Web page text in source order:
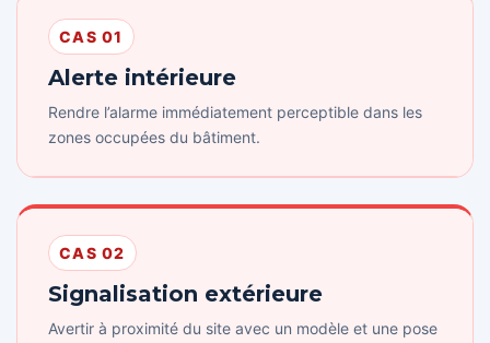
CAS 01
Alerte intérieure
Rendre l’alarme immédiatement perceptible dans les
zones occupées du bâtiment.
CAS 02
Signalisation extérieure
Avertir à proximité du site avec un modèle et une pose